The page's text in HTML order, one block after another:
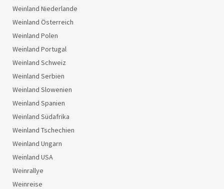
Weinland Niederlande
Weinland Österreich
Weinland Polen
Weinland Portugal
Weinland Schweiz
Weinland Serbien
Weinland Slowenien
Weinland Spanien
Weinland Südafrika
Weinland Tschechien
Weinland Ungarn
Weinland USA
Weinrallye
Weinreise